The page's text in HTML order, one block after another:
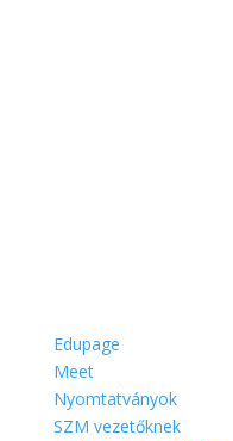
Edupage
Meet
Nyomtatványok
SZM vezetőknek